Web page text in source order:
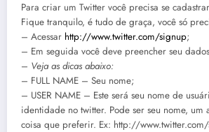
Para criar um Twitter você precisa se
Fique tranquilo, é tudo de graça, você só
– Acessar http://www.twitter.com/signup;
– Em seguida você deve preencher seu
– Veja as dicas abaixo:
– FULL NAME – Seu nome;
– USER NAME – Este será seu nome de
identidade no twitter. Pode ser seu nome, um
coisa que preferir. Ex: http://www.twitter.com/